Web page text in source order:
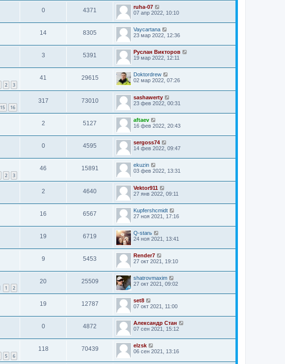
0 4371
ruha-07
07 апр 2022, 10:10
14 8305
Vaycartana
23 мар 2022, 12:36
3 5391
Руслан Викторов
19 мар 2022, 12:11
2 3
41 29615
Doktordrew
02 мар 2022, 07:26
15 16
317 73010
sashawerty
23 фев 2022, 00:31
2 5127
aftaev
16 фев 2022, 20:43
0 4595
sergoss74
14 фев 2022, 09:47
2 3
46 15891
ekuzin
03 фев 2022, 13:31
2 4640
Vektor911
27 янв 2022, 09:11
16 6567
Kupfershcmidt
27 ноя 2021, 17:16
19 6719
Q-starь
24 ноя 2021, 13:41
9 5453
Render7
27 окт 2021, 19:10
1 2
20 25509
shatrovmaxim
27 окт 2021, 09:02
19 12787
set8
07 окт 2021, 11:00
0 4872
Александр Стан
07 сен 2021, 15:12
5 6
118 70439
elzsk
06 сен 2021, 13:16